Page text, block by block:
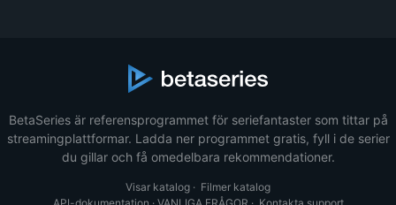
BetaSeries är referensprogrammet för seriefantaster som tittar på
streamingplattformar. Ladda ner programmet gratis, fyll i de serier
du gillar och få omedelbara rekommendationer.
Visar katalog · Filmer katalog
API-dokumentation · VANLIGA FRÅGOR · Kontakta support